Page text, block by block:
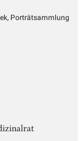
Porträtsammlung